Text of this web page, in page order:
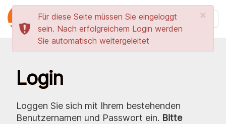
×
Für diese Seite müssen Sie eingeloggt
sein. Nach erfolgreichem Login werden
Sie automatisch weitergeleitet
Login
Loggen Sie sich mit Ihrem bestehenden
Benutzernamen und Passwort ein. Bitte